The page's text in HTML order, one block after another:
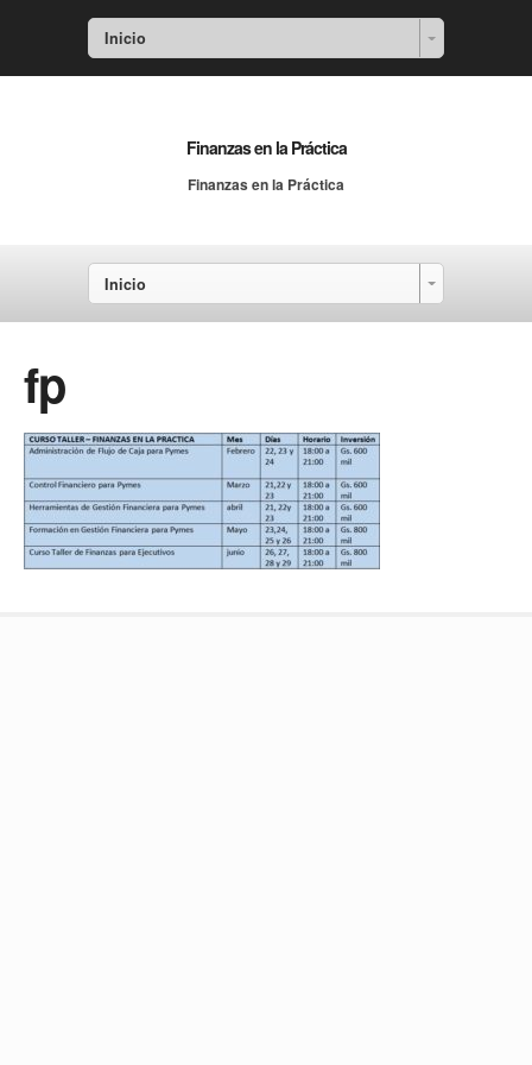
Inicio
Finanzas en la Práctica
Finanzas en la Práctica
Inicio
fp